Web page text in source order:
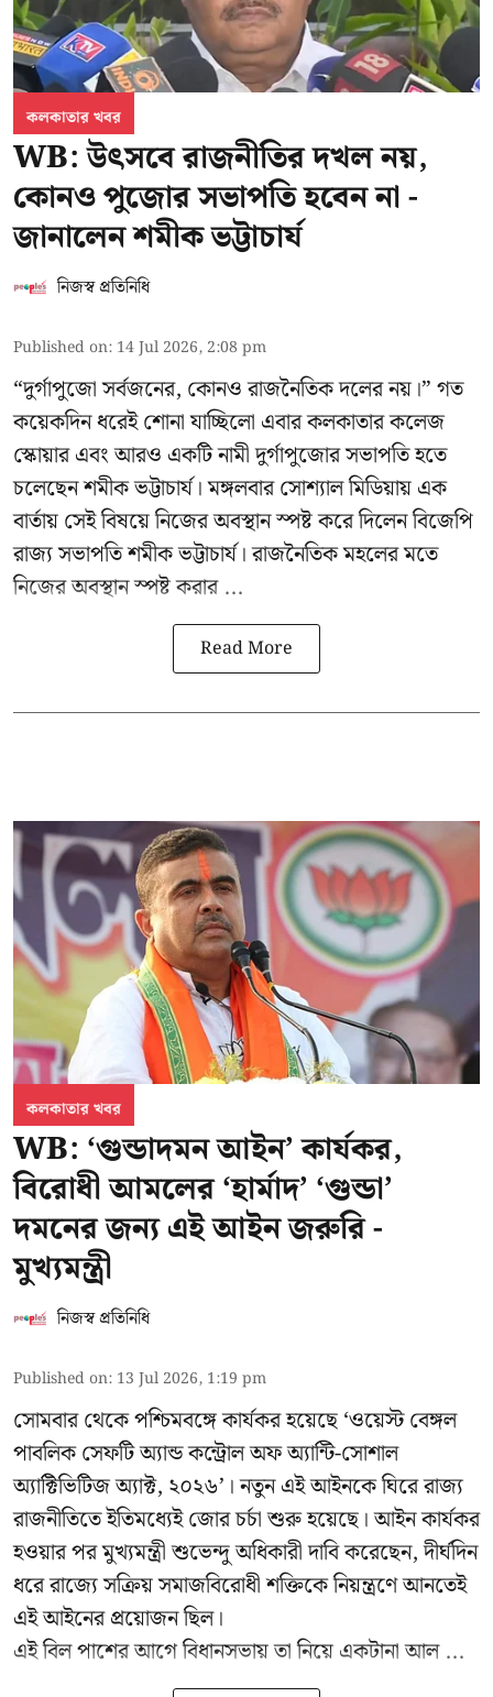
কলকাতার খবর
WB: উৎসবে রাজনীতির দখল নয়,
কোনও পুজোর সভাপতি হবেন না -
জানালেন শমীক ভট্টাচার্য
নিজস্ব প্রতিনিধি
Published on: 14 Jul 2026, 2:08 pm
“দুর্গাপুজো সর্বজনের, কোনও রাজনৈতিক দলের নয়।” গত
কয়েকদিন ধরেই শোনা যাচ্ছিলো এবার কলকাতার কলেজ
স্কোয়ার এবং আরও একটি নামী দুর্গাপুজোর সভাপতি হতে
চলেছেনশমীক ভট্টাচার্য। মঙ্গলবার সোশ্যাল মিডিয়ায় এক
বার্তায় সেই বিষয়ে নিজের অবস্থান স্পষ্ট করে দিলেন বিজেপি
রাজ্য সভাপতি শমীক ভট্টাচার্য। রাজনৈতিক মহলের মতে
নিজের অবস্থান স্পষ্ট করার ...
Read More
কলকাতার খবর
WB: ‘গুন্ডাদমন আইন’ কার্যকর,
বিরোধী আমলের ‘হার্মাদ’ ‘গুন্ডা’
দমনের জন্য এই আইন জরুরি -
মুখ্যমন্ত্রী
নিজস্ব প্রতিনিধি
Published on: 13 Jul 2026, 1:19 pm
সোমবার থেকে পশ্চিমবঙ্গে কার্যকর হয়েছে ‘ওয়েস্ট বেঙ্গল
পাবলিক সেফটি অ্যান্ড কন্ট্রোল অফ অ্যান্টি-সোশাল
অ্যাক্টিভিটিজ অ্যাক্ট, ২০২৬’। নতুন এই আইনকে ঘিরে রাজ্য
রাজনীতিতে ইতিমধ্যেই জোর চর্চা শুরু হয়েছে। আইন কার্যকর
হওয়ার পর মুখ্যমন্ত্রী শুভেন্দু অধিকারী দাবি করেছেন, দীর্ঘদিন
ধরে রাজ্যে সক্রিয় সমাজবিরোধী শক্তিকে নিয়ন্ত্রণে আনতেই
এই আইনের প্রয়োজন ছিল।
এই বিল পাশের আগে বিধানসভায় তা নিয়ে একটানা আল ...